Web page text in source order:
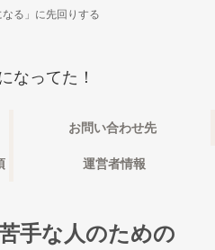
る」に先回りする
なってた！
お問い合わせ先
運営者情報
手な人のための